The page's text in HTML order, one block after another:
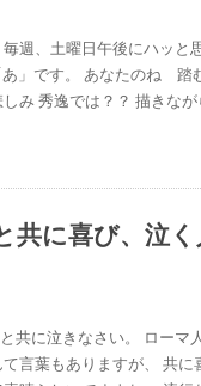
週、土曜日午後にハッと
あ」です。 あなたのね
み 秀逸では？？ 描きなが
共に喜び、泣
共に泣きなさい。 ローマ
言葉もありますが、 共に